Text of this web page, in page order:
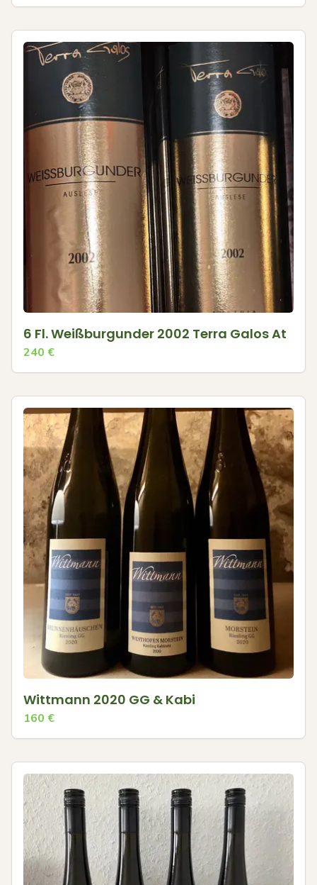
6 Fl. Weißburgunder 2002 Terra Galos At
240 €
Wittmann 2020 GG & Kabi
160 €